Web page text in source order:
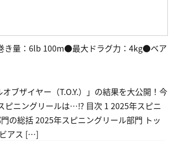
量：6lb 100m●最大ドラグ力：4kg●ベア
ブザイヤー（T.O.Y.）」の結果を大公開！今
ピニングリールは…⁉ 目次 1 2025年スピニ
の総括 2025年スピニングリール部門 トッ
アス […]